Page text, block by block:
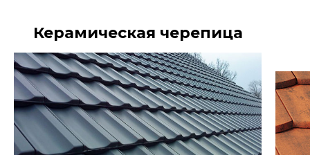
Керамическая черепица